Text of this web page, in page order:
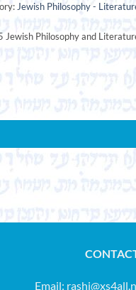
Jewish Philosophy -
Jewish Philosophy and
Quellen des Judentums.
Email: